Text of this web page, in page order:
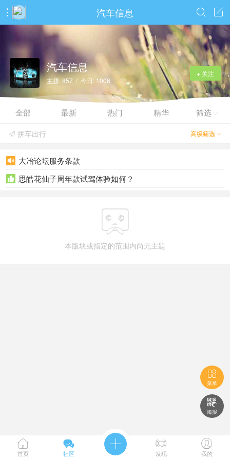
 汽车信息 

+ 关注
汽车信息
主题: 857 / 今日: 1006
全部 最新 热门 精华 筛选 
高级筛选 
 拼车出行
 大冶论坛服务条款
 思皓花仙子周年款试驾体验如何？

本版块或指定的范围内尚无主题

菜单

海报

首页

社区
 
发现

我的